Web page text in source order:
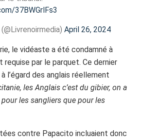
37BWGrlFs3
April 26, 2024
le vidéaste a été condamné à
requise par le parquet. Ce dernier
l’égard des anglais réellement
les Anglais c’est du gibier, on a
les sangliers que pour les
contre Papacito incluaient donc